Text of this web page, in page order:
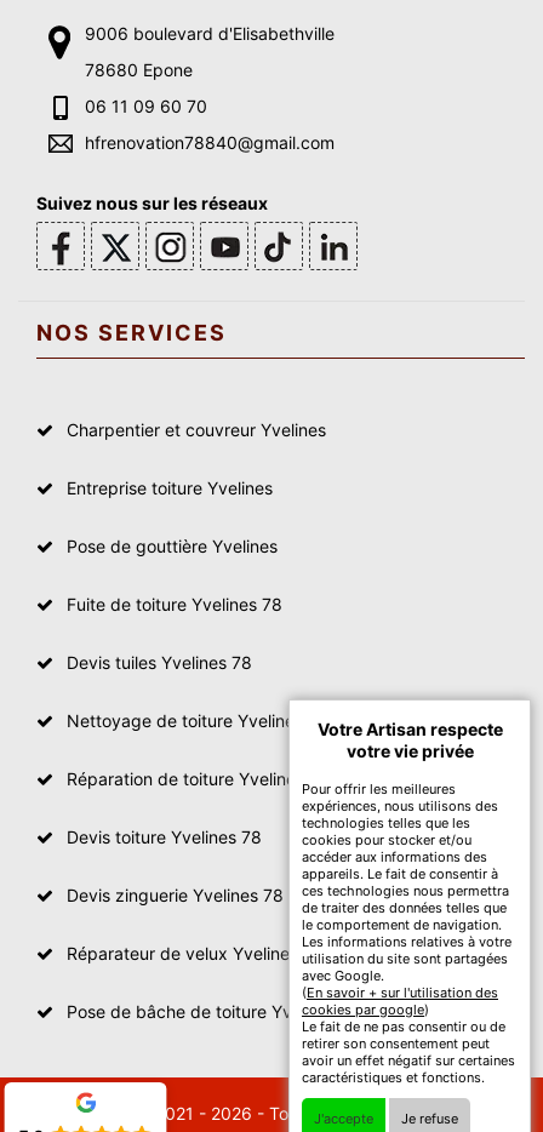
9006 boulevard d'Elisabethville
78680 Epone
06 11 09 60 70
hfrenovation78840@gmail.com
Suivez nous sur les réseaux
NOS SERVICES
Charpentier et couvreur Yvelines
Entreprise toiture Yvelines
Pose de gouttière Yvelines
Fuite de toiture Yvelines 78
Devis tuiles Yvelines 78
Nettoyage de toiture Yvelines
Réparation de toiture Yvelines 78
Devis toiture Yvelines 78
Devis zinguerie Yvelines 78
Réparateur de velux Yvelines 78
Pose de bâche de toiture Yvelines 78
© 2021 - 2026 - Tout droit réservé
Votre Artisan respecte
votre vie privée
Pour offrir les meilleures
expériences, nous utilisons des
technologies telles que les
cookies pour stocker et/ou
accéder aux informations des
appareils. Le fait de consentir à
ces technologies nous permettra
de traiter des données telles que
le comportement de navigation.
Les informations relatives à votre
utilisation du site sont partagées
avec Google.
(En savoir + sur l'utilisation des
cookies par google)
Le fait de ne pas consentir ou de
retirer son consentement peut
avoir un effet négatif sur certaines
caractéristiques et fonctions.
J'accepte Je refuse